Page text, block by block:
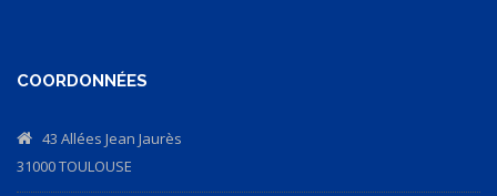
COORDONNÉES
43 Allées Jean Jaurès
31000 TOULOUSE